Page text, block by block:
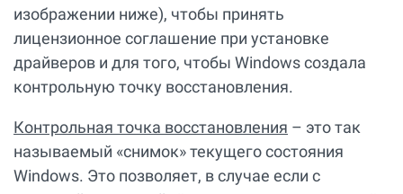
изображении ниже), чтобы принять
лицензионное соглашение при установке
драйверов и для того, чтобы Windows создала
контрольную точку восстановления.
Контрольная точка восстановления – это так
называемый «снимок» текущего состояния
Windows. Это позволяет, в случае если с